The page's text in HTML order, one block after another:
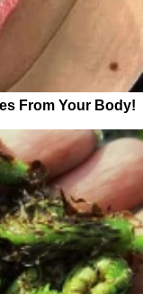
From Your Body!